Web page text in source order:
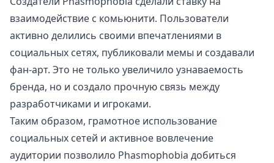
взаимодействие с комьюнити. Пользователи
активно делились своими впечатлениями в
социальных сетях, публиковали мемы и создавали
фан-арт. Это не только увеличило узнаваемость
бренда, но и создало прочную связь между
разработчиками и игроками.
Таким образом, грамотное использование
социальных сетей и активное вовлечение
аудитории позволило Phasmophobia добиться